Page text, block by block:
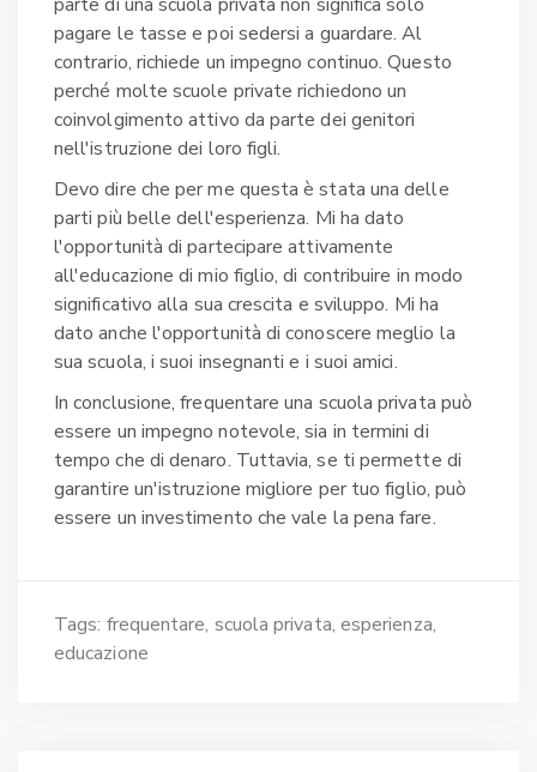
pagare le tasse e poi sedersi a guardare. Al
contrario, richiede un impegno continuo. Questo
perché molte scuole private richiedono un
coinvolgimento attivo da parte dei genitori
nell'istruzione dei loro figli.
Devo dire che per me questa è stata una delle
parti più belle dell'esperienza. Mi ha dato
l'opportunità di partecipare attivamente
all'educazione di mio figlio, di contribuire in modo
significativo alla sua crescita e sviluppo. Mi ha
dato anche l'opportunità di conoscere meglio la
sua scuola, i suoi insegnanti e i suoi amici.
In conclusione, frequentare una scuola privata può
essere un impegno notevole, sia in termini di
tempo che di denaro. Tuttavia, se ti permette di
garantire un'istruzione migliore per tuo figlio, può
essere un investimento che vale la pena fare.
Tags: frequentare scuola privata esperienza
educazione